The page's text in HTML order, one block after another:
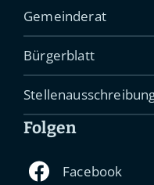
Gemeinderat
Bürgerblatt
Folgen